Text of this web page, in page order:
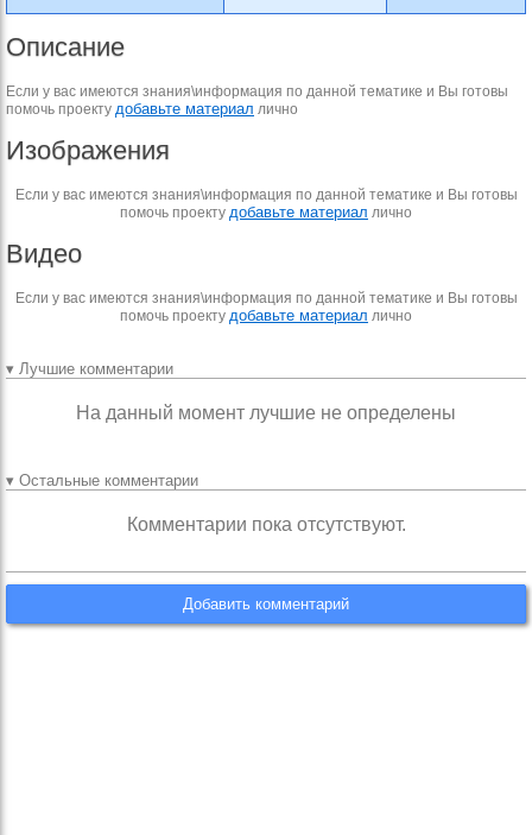
Описание
Если у вас имеются знания\информация по данной тематике и Вы готовы
помочь проекту добавьте материал лично
Изображения
Если у вас имеются знания\информация по данной тематике и Вы готовы
помочь проекту добавьте материал лично
Видео
Если у вас имеются знания\информация по данной тематике и Вы готовы
помочь проекту добавьте материал лично
▾ Лучшие комментарии
На данный момент лучшие не определены
▾ Остальные комментарии
Комментарии пока отсутствуют.
Добавить комментарий